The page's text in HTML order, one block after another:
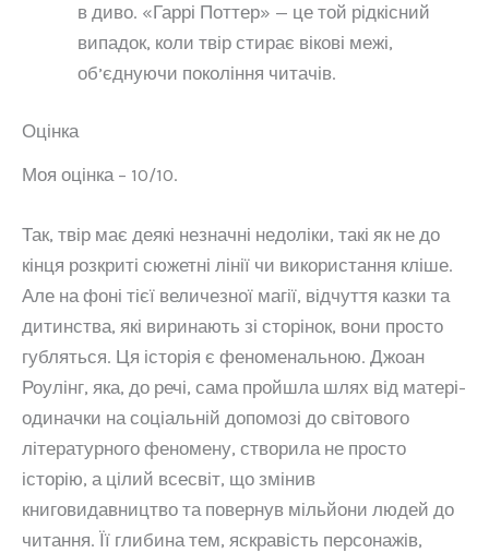
в диво. «Гаррі Поттер» — це той рідкісний
випадок, коли твір стирає вікові межі,
об’єднуючи покоління читачів.
Оцінка
Моя оцінка – 10/10.
Так, твір має деякі незначні недоліки, такі як не до
кінця розкриті сюжетні лінії чи використання кліше.
Але на фоні тієї величезної магії, відчуття казки та
дитинства, які виринають зі сторінок, вони просто
губляться. Ця історія є феноменальною. Джоан
Роулінг, яка, до речі, сама пройшла шлях від матері-
одиначки на соціальній допомозі до світового
літературного феномену, створила не просто
історію, а цілий всесвіт, що змінив
книговидавництво та повернув мільйони людей до
читання. Її глибина тем, яскравість персонажів,